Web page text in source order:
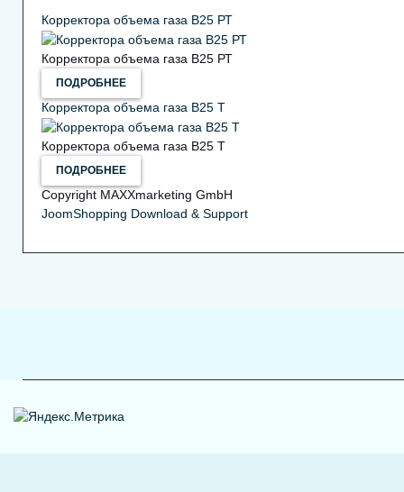
Корректора объема газа В25 РТ
Корректора объема газа В25 РТ
ПОДРОБНЕЕ
Корректора объема газа В25 Т
Корректора объема газа В25 Т
ПОДРОБНЕЕ
Copyright MAXXmarketing GmbH
JoomShopping Download & Support